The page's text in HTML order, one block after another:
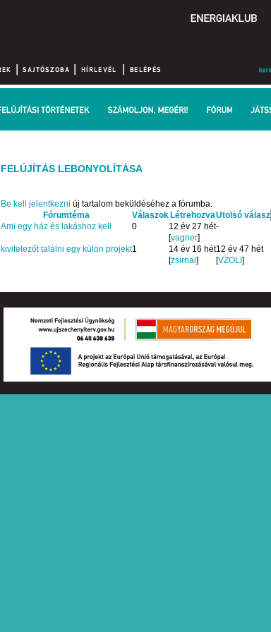
FELÚJÍTÁS LEBONYOLÍTÁSA
Be kell jelentkezni új tartalom beküldéséhez a fórumba.
Fórumtéma
Válaszok LétrehozvaUtolsó válasz
Ami egy ház és lakáshoz kell
0
12 év 27 hét
[vagner]
-
kivitelezőt találni egy külön projekt1
14 év 16 hét
[zsirnai]
12 év 47 hét
[VZOLI ]